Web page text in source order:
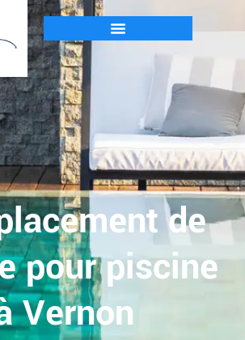
de
pour piscine
Vernon